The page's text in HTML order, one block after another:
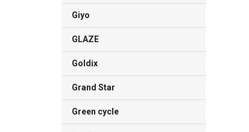
Giyo
GLAZE
Goldix
Grand Star
Green cycle